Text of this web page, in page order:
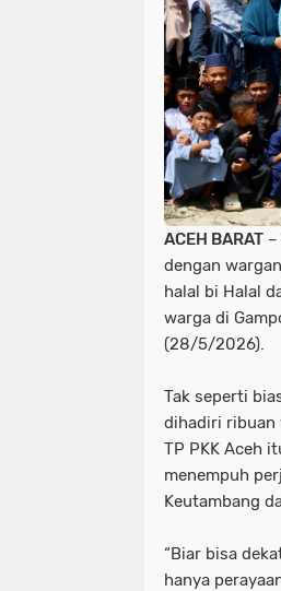
ACEH BARAT
dengan
halal bi Halal
warga di
(28/5/2026).
Tak seperti
dihadiri ribuan
TP PKK Aceh
menempuh
Keutambang
“Biar bisa
hanya